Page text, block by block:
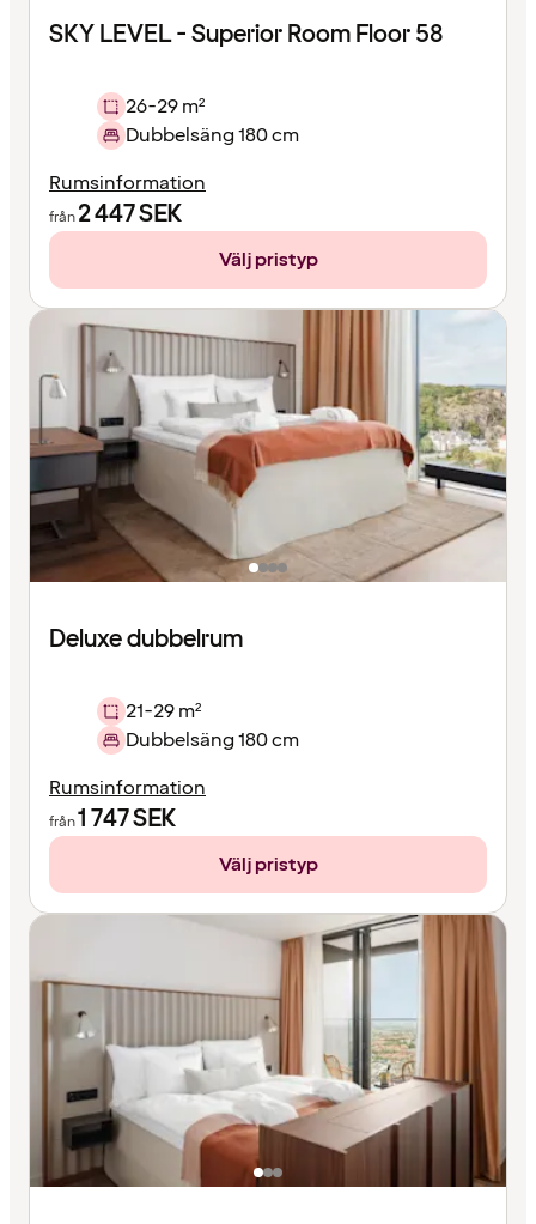
SKY LEVEL - Superior Room Floor 58
26-29 m²
Dubbelsäng 180 cm
Rumsinformation
från2 447SEK
Välj pristyp
Deluxe dubbelrum
21-29 m²
Dubbelsäng 180 cm
Rumsinformation
från1 747SEK
Välj pristyp